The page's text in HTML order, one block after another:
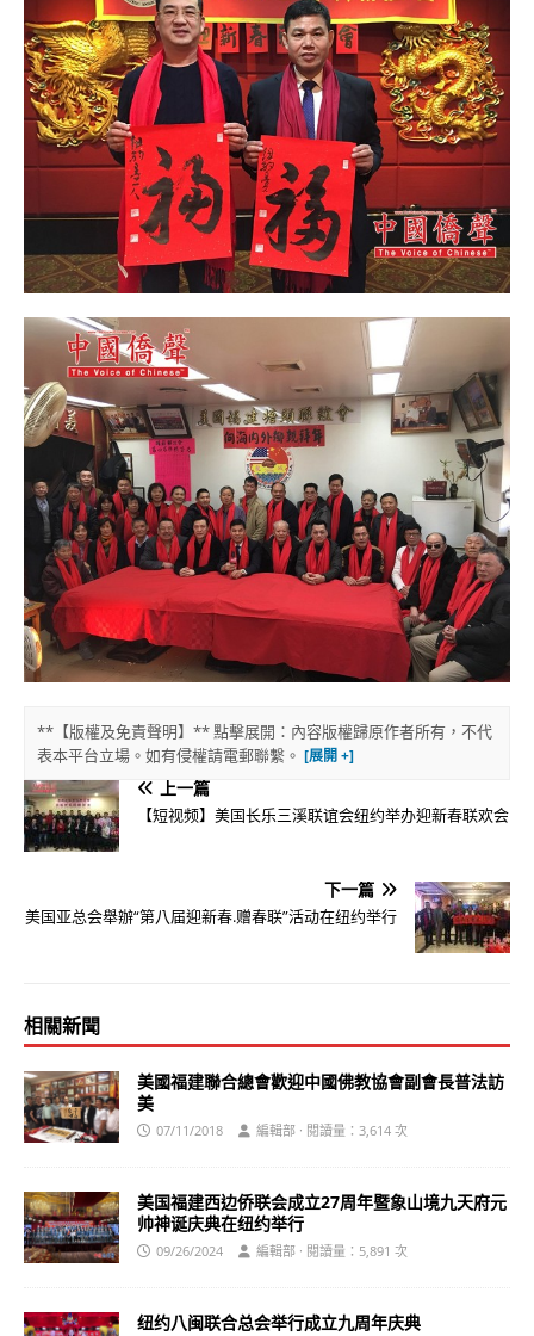
**【版權及免責聲明】** 點擊展開：內容版權歸原作者所有，不代
表本平台立場。如有侵權請電郵聯繫。
上一篇
【短视频】美国长乐三溪联谊会纽约举办迎新春联欢会
下一篇
美国亚总会舉辦“第八届迎新春.赠春联”活动在纽约举行
相關新聞
美國福建聯合總會歡迎中國佛教協會副會長普法訪
美
07/11/2018 編輯部 · 閱讀量：3,614 次
美国福建西边侨联会成立27周年暨象山境九天府元
帅神诞庆典在纽约举行
09/26/2024 編輯部 · 閱讀量：5,891 次
纽约八闽联合总会举行成立九周年庆典